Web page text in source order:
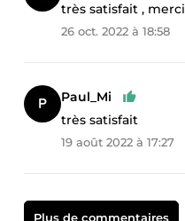
très satisfait , merci
26 oct. 2022 à 18:58
Paul_Mi
très satisfait
19 août 2022 à 17:27
Plus de commentaires